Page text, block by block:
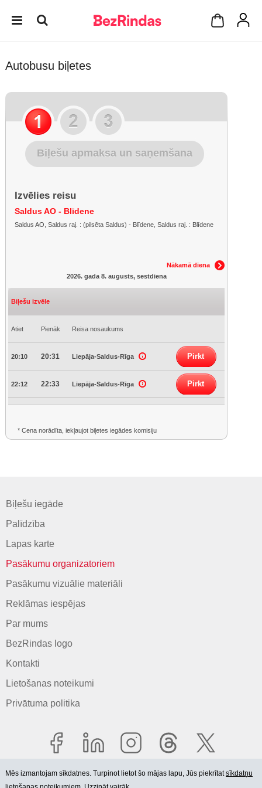
Autobusu biļetes
Biļešu apmaksa un saņemšana
Izvēlies reisu
Saldus AO - Blīdene
Saldus AO, Saldus raj. : (pilsēta Saldus) - Blīdene, Saldus raj. : Blīdene
Nākamā diena
2026. gada 8. augusts, sestdiena
Biļešu izvēle
Atiet Pienāk Reisa nosaukums
20:10 20:31 Liepāja-Saldus-Rīga Pirkt
22:12 22:33 Liepāja-Saldus-Rīga Pirkt
* Cena norādīta, iekļaujot biļetes iegādes komisiju
Biļešu iegāde
Palīdzība
Lapas karte
Pasākumu organizatoriem
Pasākumu vizuālie materiāli
Reklāmas iespējas
Par mums
BezRindas logo
Kontakti
Lietošanas noteikumi
Privātuma politika
Mēs izmantojam sīkdatnes. Turpinot lietot šo mājas lapu, Jūs piekrītatsīkdatņu